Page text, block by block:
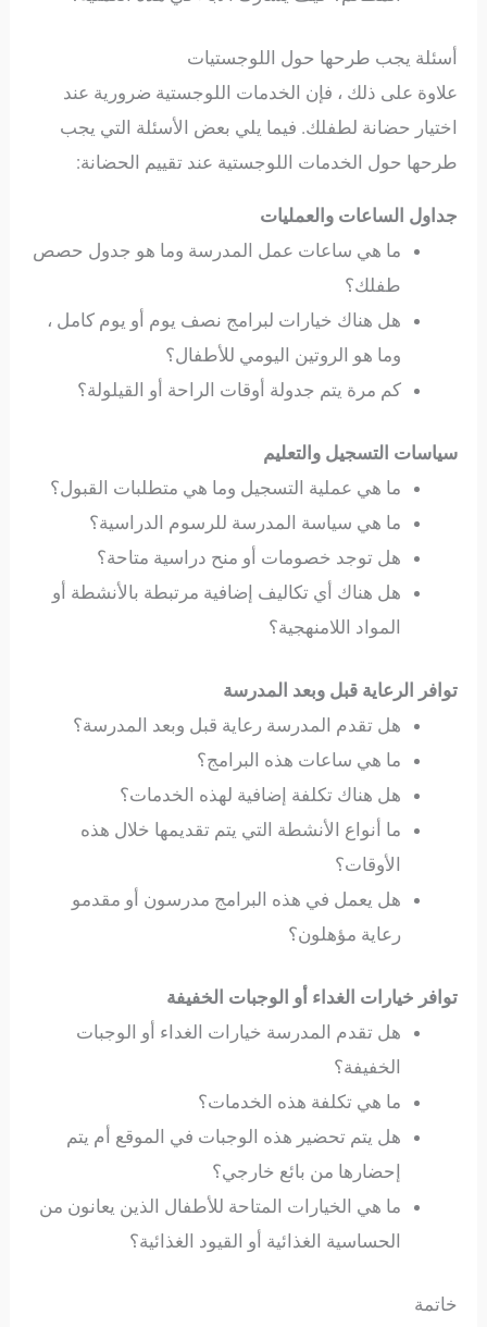
أسئلة يجب طرحها حول اللوجستيات
علاوة على ذلك ، فإن الخدمات اللوجستية ضرورية عند
اختيار حضانة لطفلك. فيما يلي بعض الأسئلة التي يجب
طرحها حول الخدمات اللوجستية عند تقييم الحضانة:
جداول الساعات والعمليات
ما هي ساعات عمل المدرسة وما هو جدول حصص
طفلك؟
هل هناك خيارات لبرامج نصف يوم أو يوم كامل ،
وما هو الروتين اليومي للأطفال؟
كم مرة يتم جدولة أوقات الراحة أو القيلولة؟
سياسات التسجيل والتعليم
ما هي عملية التسجيل وما هي متطلبات القبول؟
ما هي سياسة المدرسة للرسوم الدراسية؟
هل توجد خصومات أو منح دراسية متاحة؟
هل هناك أي تكاليف إضافية مرتبطة بالأنشطة أو
المواد اللامنهجية؟
توافر الرعاية قبل وبعد المدرسة
هل تقدم المدرسة رعاية قبل وبعد المدرسة؟
ما هي ساعات هذه البرامج؟
هل هناك تكلفة إضافية لهذه الخدمات؟
ما أنواع الأنشطة التي يتم تقديمها خلال هذه
الأوقات؟
هل يعمل في هذه البرامج مدرسون أو مقدمو
رعاية مؤهلون؟
توافر خيارات الغداء أو الوجبات الخفيفة
هل تقدم المدرسة خيارات الغداء أو الوجبات
الخفيفة؟
ما هي تكلفة هذه الخدمات؟
هل يتم تحضير هذه الوجبات في الموقع أم يتم
إحضارها من بائع خارجي؟
ما هي الخيارات المتاحة للأطفال الذين يعانون من
الحساسية الغذائية أو القيود الغذائية؟
خاتمة